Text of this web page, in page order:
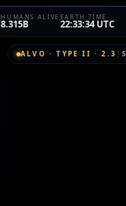
HUMANS ALIVE
8.315B
EARTH TIME
22:33:34 UTC
ALVO ·TYPE II ·2.3 |